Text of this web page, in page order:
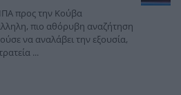
προς την Κούβα
πιο αθόρυβη αναζήτηση
να αναλάβει την εξουσία,
...